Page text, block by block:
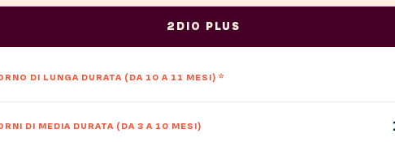
2DIO PLUS
DI LUNGA DURATA (DA 10 A 11 MESI) *
DI MEDIA DURATA (DA 3 A 10 MESI)